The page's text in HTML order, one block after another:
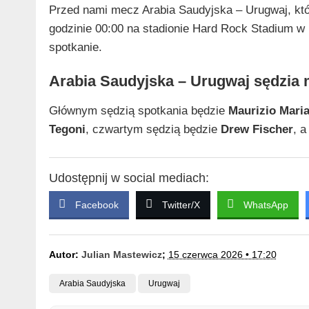
Przed nami mecz Arabia Saudyjska – Urugwaj,
godzinie 00:00 na stadionie Hard Rock Stadium
spotkanie.
Arabia Saudyjska – Urugwaj sędzia
Głównym sędzią spotkania będzie Maurizio
Tegoni, czwartym sędzią będzie Drew Fischer, a
Udostępnij w social mediach:
Facebook Twitter/X WhatsApp
Autor: Julian Mastewicz; 15 czerwca 2026 • 17:20
Arabia Saudyjska Urugwaj